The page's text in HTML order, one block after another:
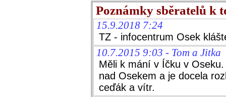
Poznámky sběratelů k
15.9.2018 7:24
TZ - infocentrum Osek
10.7.2015 9:03 - Tom a Jitka
Měli k mání v Íčku v
nad Osekem a je docela
ceďák a vítr.